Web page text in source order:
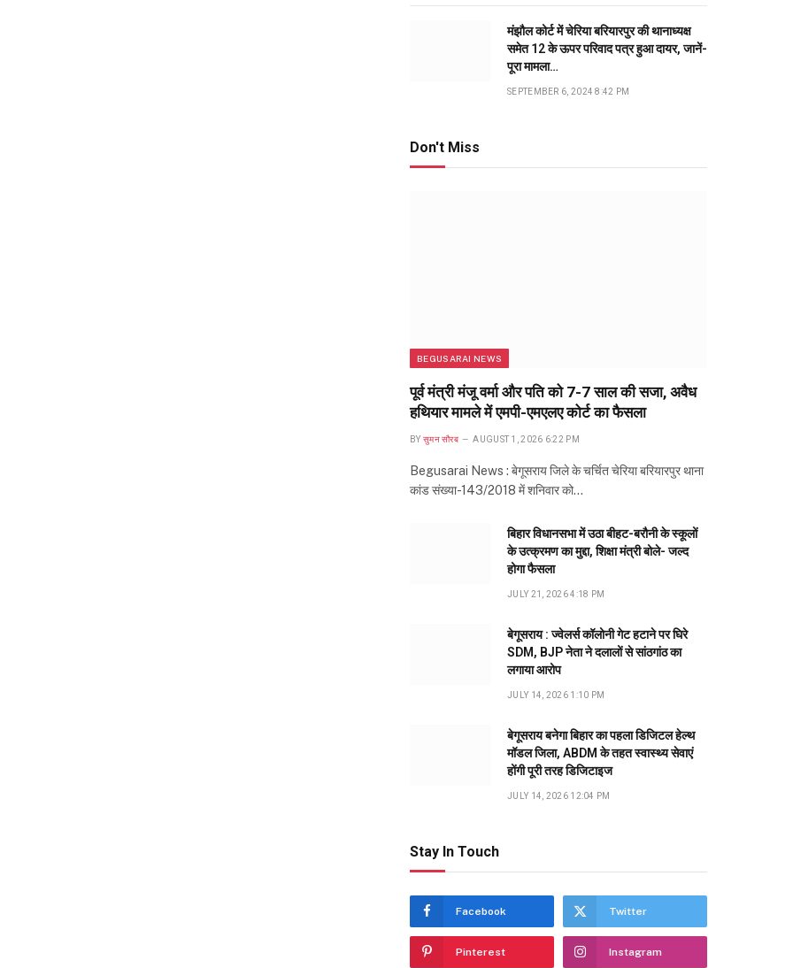
मंझौल कोर्ट में चेरिया बरियारपुर की थानाध्यक्ष
समेत 12 के ऊपर परिवाद पत्र हुआ दायर, जानें-
पूरा मामला…
SEPTEMBER 6, 2024 8:42 PM
Don't Miss
BEGUSARAI NEWS
पूर्व मंत्री मंजू वर्मा और पति को 7-7 साल की सजा, अवैध
हथियार मामले में एमपी-एमएलए कोर्ट का फैसला
BY सुमन सौरब AUGUST 1, 2026 6:22 PM
Begusarai News : बेगूसराय जिले के चर्चित चेरिया बरियारपुर थाना
कांड संख्या-143/2018 में शनिवार को…
बिहार विधानसभा में उठा बीहट-बरौनी के स्कूलों
के उत्क्रमण का मुद्दा, शिक्षा मंत्री बोले- जल्द
होगा फैसला
JULY 21, 2026 4:18 PM
बेगूसराय : ज्वेलर्स कॉलोनी गेट हटाने पर घिरे
SDM, BJP नेता ने दलालों से सांठगांठ का
लगाया आरोप
JULY 14, 2026 1:10 PM
बेगूसराय बनेगा बिहार का पहला डिजिटल हेल्थ
मॉडल जिला, ABDM के तहत स्वास्थ्य सेवाएं
होंगी पूरी तरह डिजिटाइज
JULY 14, 2026 12:04 PM
Stay In Touch
Facebook Twitter
Pinterest Instagram